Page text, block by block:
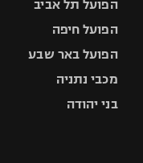
הפועל תל אביב
הפועל חיפה
הפועל באר שבע
מכבי נתניה
בני יהודה